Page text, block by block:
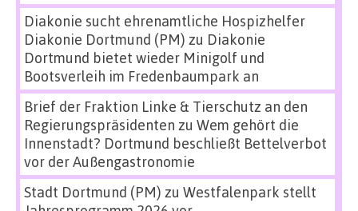
Diakonie sucht ehrenamtliche Hospizhelfer
Diakonie Dortmund (PM) zu Diakonie
Dortmund bietet wieder Minigolf und
Bootsverleih im Fredenbaumpark an
Brief der Fraktion Linke & Tierschutz an den
Regierungspräsidenten zu Wem gehört die
Innenstadt? Dortmund beschließt Bettelverbot
vor der Außengastronomie
Stadt Dortmund (PM) zu Westfalenpark stellt